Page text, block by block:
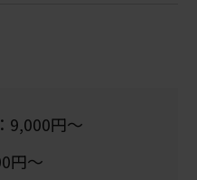
9,000円～
円～